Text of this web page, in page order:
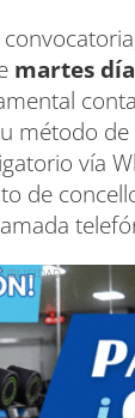
martes
método de
vía
de